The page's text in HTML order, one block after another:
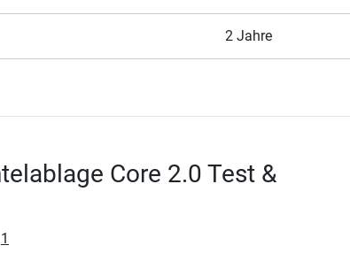
2 Jahre
Core 2.0 Test &
1